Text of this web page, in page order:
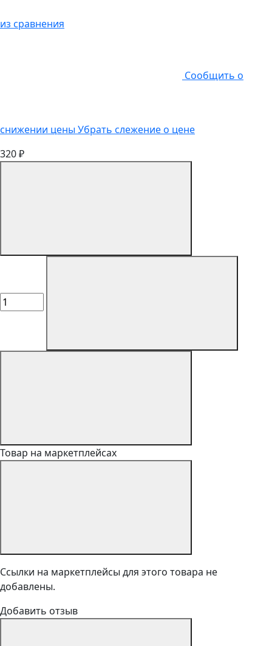
из сравнения
Cообщить о
снижении цены Убрать слежение о цене
320 ₽
Товар на маркетплейсах
Ссылки на маркетплейсы для этого товара не
добавлены.
Добавить отзыв